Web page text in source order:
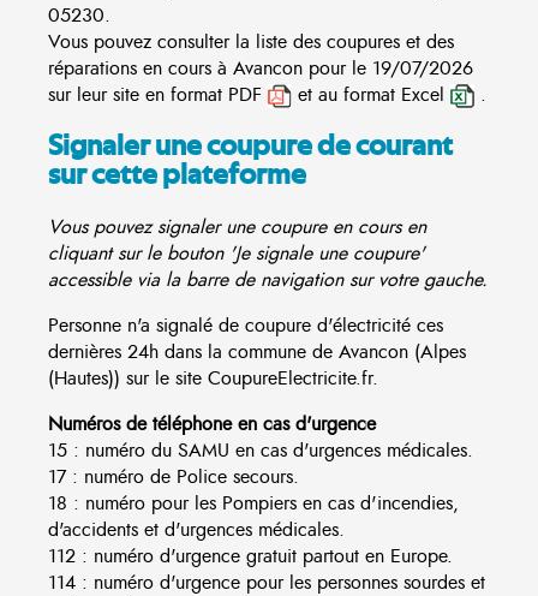
05230.
Vous pouvez consulter la liste des coupures et des
réparations en cours à Avancon pour le 19/07/2026
sur leur site en format PDF
et au format Excel .
Signaler une coupure de courant
sur cette plateforme
Vous pouvez signaler une coupure en cours en
cliquant sur le bouton 'Je signale une coupure'
accessible via la barre de navigation sur votre gauche.
Personne n'a signalé de coupure d'électricité ces
dernières 24h dans la commune de Avancon (Alpes
(Hautes)) sur le site CoupureElectricite.fr.
Numéros de téléphone en cas d'urgence
15 : numéro du SAMU en cas d'urgences médicales.
17 : numéro de Police secours.
18 : numéro pour les Pompiers en cas d'incendies,
d'accidents et d'urgences médicales.
112 : numéro d'urgence gratuit partout en Europe.
114 : numéro d'urgence pour les personnes sourdes et